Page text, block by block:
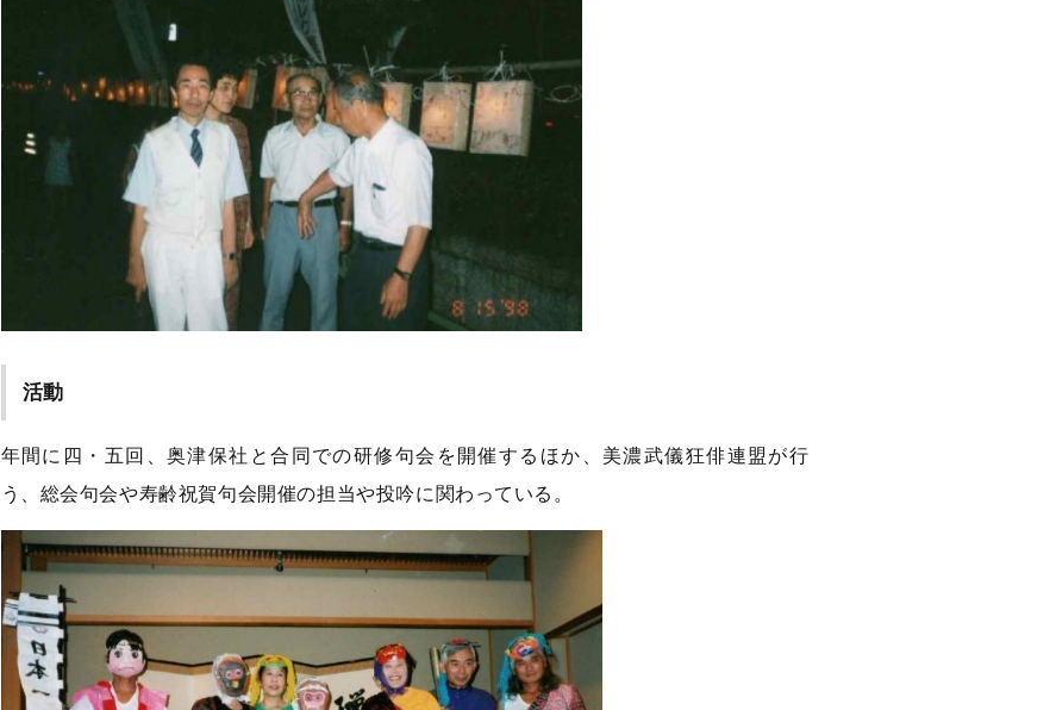
活動
年間に四・五回、奥津保社と合同での研修句会を開催するほか、美濃武儀狂俳連盟が行
う、総会句会や寿齢祝賀句会開催の担当や投吟に関わっている。